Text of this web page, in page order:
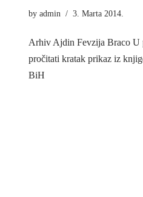
by admin 3. Marta 2014.
Arhiv Ajdin Fevzija Braco U
pročitati kratak prikaz iz
BiH